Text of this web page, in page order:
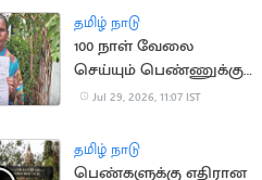
கோரிக்கை
தமிழ் நாடு
100 நாள் வேலை
செய்யும் பெண்ணுக்கு
ரூ.2.79 கோடி GST
Jul 29, 2026, 11:07 IST
தமிழ் நாடு
பெண்களுக்கு எதிரான